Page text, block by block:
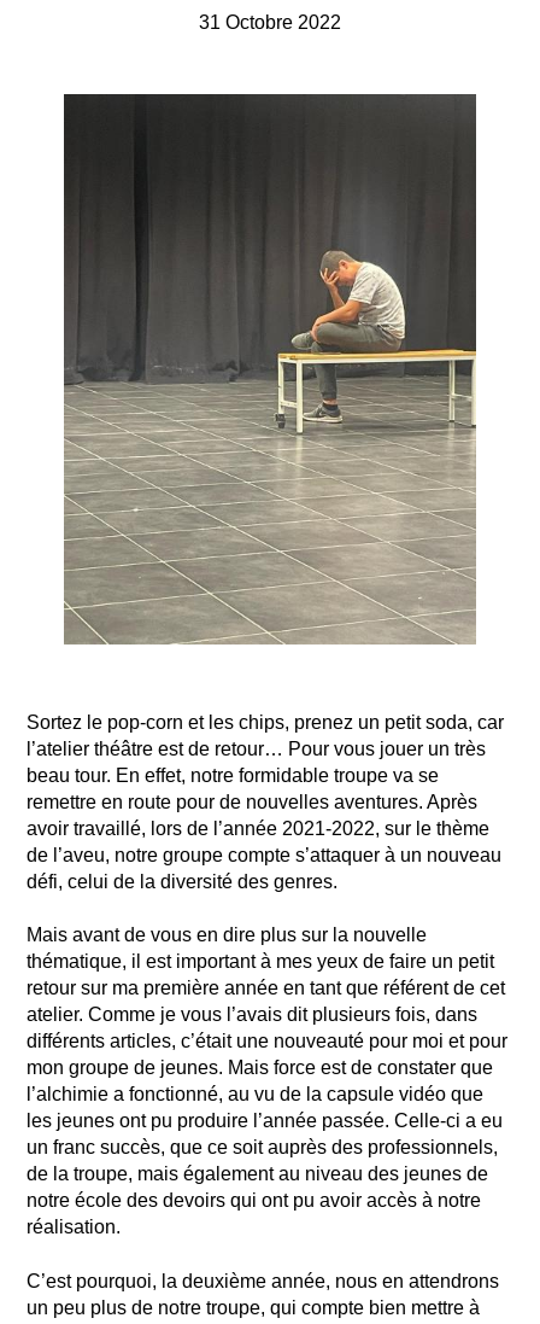
31 Octobre 2022
Sortez le pop-corn et les chips, prenez un petit soda, car
l’atelier théâtre est de retour… Pour vous jouer un très
beau tour. En effet, notre formidable troupe va se
remettre en route pour de nouvelles aventures. Après
avoir travaillé, lors de l’année 2021-2022, sur le thème
de l’aveu, notre groupe compte s’attaquer à un nouveau
défi, celui de la diversité des genres.
Mais avant de vous en dire plus sur la nouvelle
thématique, il est important à mes yeux de faire un petit
retour sur ma première année en tant que référent de cet
atelier. Comme je vous l’avais dit plusieurs fois, dans
différents articles, c’était une nouveauté pour moi et pour
mon groupe de jeunes. Mais force est de constater que
l’alchimie a fonctionné, au vu de la capsule vidéo que
les jeunes ont pu produire l’année passée. Celle-ci a eu
un franc succès, que ce soit auprès des professionnels,
de la troupe, mais également au niveau des jeunes de
notre école des devoirs qui ont pu avoir accès à notre
réalisation.
C’est pourquoi, la deuxième année, nous en attendrons
un peu plus de notre troupe, qui compte bien mettre à